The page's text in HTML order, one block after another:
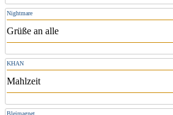
Nightmare
Grüße an alle
KHAN
Mahlzeit
Bleimagnet